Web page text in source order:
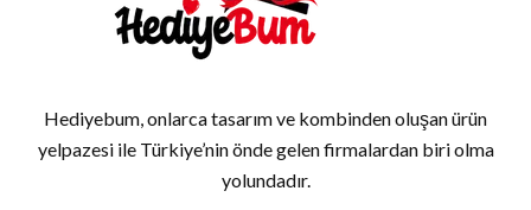
Hediyebum, onlarca tasarım ve kombinden oluşan ürün
yelpazesi ile Türkiye’nin önde gelen firmalardan biri olma
yolundadır.